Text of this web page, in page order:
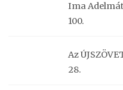
Ima
100.
Az
28.